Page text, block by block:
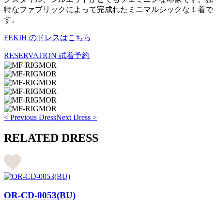
特なファブリックによって完成れたミニマルシックな１着で
す。
FEKIH のドレスはこちら
RESERVATION 試着予約
< Previous DressNext Dress >
RELATED DRESS
OR-CD-0053(BU)